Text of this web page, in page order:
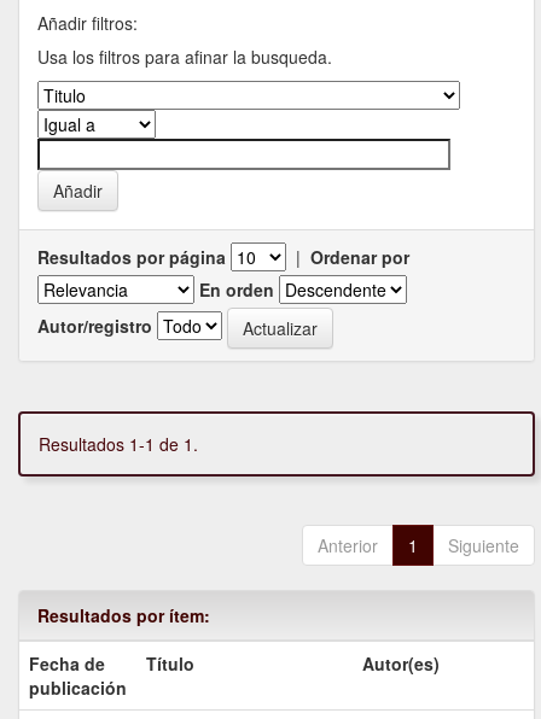
Añadir filtros:
Usa los filtros para afinar la busqueda.
Resultados por página | Ordenar por
En orden
Autor/registro
Resultados 1-1 de 1.
Anterior 1 Siguiente
Resultados por ítem:
Fecha de
publicación
Título Autor(es)